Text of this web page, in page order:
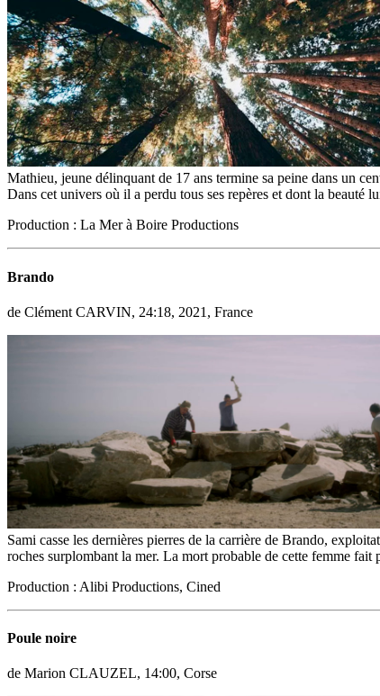
Mathieu, jeune délinquant de 17 ans termine sa peine dans un
Dans cet univers où il a perdu tous ses repères et dont la beauté
Production : La Mer à Boire Productions
Brando
de Clément CARVIN, 24:18, 2021, France
Sami casse les dernières pierres de la carrière de Brando,
roches surplombant la mer. La mort probable de cette femme
Production : Alibi Productions, Cined
Poule noire
de Marion CLAUZEL, 14:00, Corse